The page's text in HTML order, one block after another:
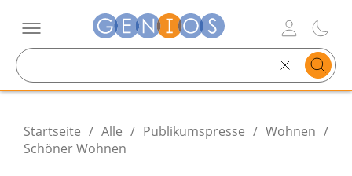
text
Startseite / Alle / Publikumspresse / Wohnen /
Schöner Wohnen